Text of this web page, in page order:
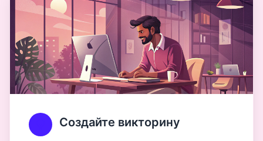
Создайте викторину